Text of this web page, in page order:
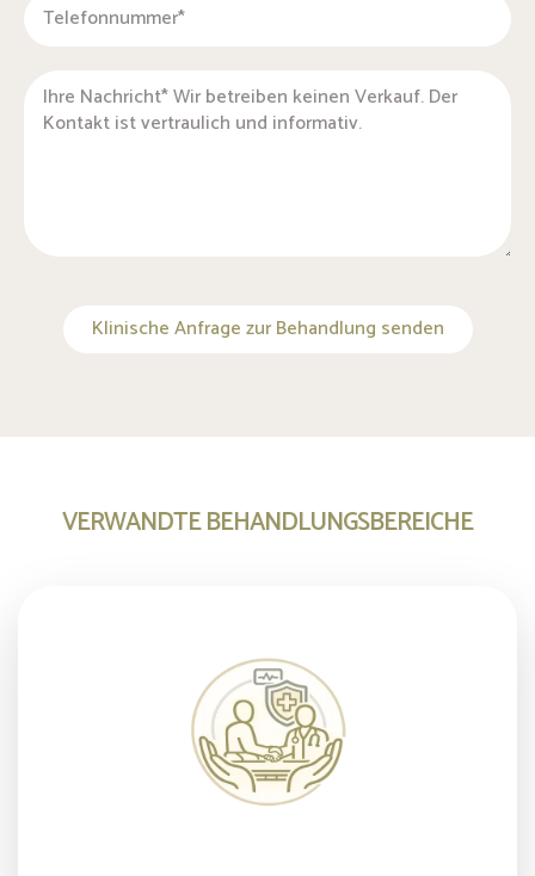
Klinische Anfrage zur Behandlung senden
VERWANDTE BEHANDLUNGSBEREICHE